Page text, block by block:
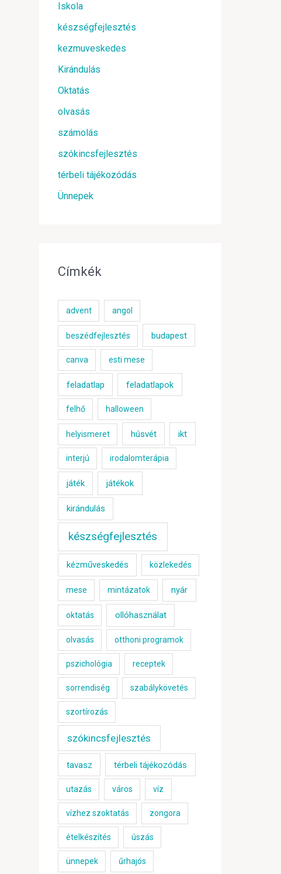
Iskola
készségfejlesztés
kezmuveskedes
Kirándulás
Oktatás
olvasás
számolás
szókincsfejlesztés
térbeli tájékozódás
Ünnepek
Címkék
advent angol
beszédfejlesztés budapest
canva esti mese
feladatlap feladatlapok
felhő halloween
helyismeret húsvét ikt
interjú irodalomterápia
játék játékok
kirándulás
készségfejlesztés
kézműveskedés közlekedés
mese mintázatok nyár
oktatás ollóhasználat
olvasás otthoni programok
pszichológia receptek
sorrendiség szabálykövetés
szortírozás
szókincsfejlesztés
tavasz térbeli tájékozódás
utazás város víz
vízhez szoktatás zongora
ételkészítés úszás
ünnepek űrhajós